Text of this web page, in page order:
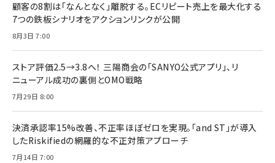
顧客の8割は「なんとなく」離脱する。ECリピート売上を最大化する
7つの鉄板シナリオをアクションリンクが公開
8月3日 7:00
ストア評価2.5→3.8へ！ 三陽商会の「SANYO公式アプリ」、リ
ニューアル成功の裏側とOMO戦略
7月29日 8:00
決済承認率15%改善、不正率ほぼゼロを実現。「and ST」が導入
したRiskifiedの網羅的な不正対策アプローチ
7月14日 7:00